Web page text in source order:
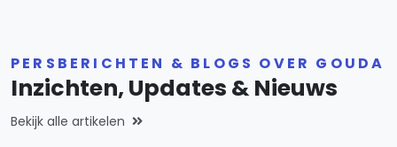
PERSBERICHTEN & BLOGS OVER GOUDA
Inzichten, Updates & Nieuws
Bekijk alle artikelen